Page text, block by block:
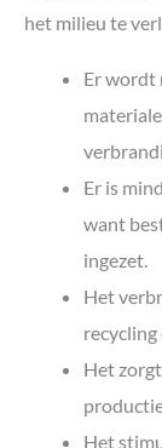
het milieu te
Er wordt
Er is
want
ingezet.
Het
Het
Het